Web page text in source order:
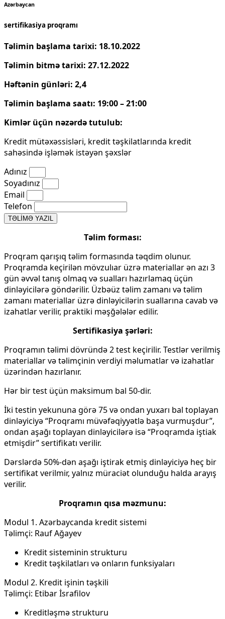
Azərbaycan
sertifikasiya proqramı
Təlimin başlama tarixi: 18.10.2022
Təlimin bitmə tarixi: 27.12.2022
Həftənin günləri: 2,4
Təlimin başlama saatı: 19:00 – 21:00
Kimlər üçün nəzərdə tutulub:
Kredit mütəxəssisləri, kredit təşkilatlarında kredit
sahəsində işləmək istəyən şəxslər
Adınız
Soyadınız
Email
Telefon
TƏLİMƏ YAZIL
Təlim forması:
Proqram qarışıq təlim formasında təqdim olunur.
Proqramda keçirilən mövzulıar üzrə materiallar ən azı 3
gün əvvəl tanış olmaq və sualları hazırlamaq üçün
dinləyicilərə göndərilir. Üzbəüz təlim zamanı və təlim
zamanı materiallar üzrə dinləyicilərin suallarına cavab və
izahatlar verilir, praktiki məşğələlər edilir.
Sertifikasiya şərləri:
Proqramın təlimi dövründə 2 test keçirilir. Testlər verilmiş
materiallar və təlimçinin verdiyi məlumatlar və izahatlar
üzərindən hazırlanır.
Hər bir test üçün maksimum bal 50-dir.
İki testin yekununa görə 75 və ondan yuxarı bal toplayan
dinləyiciyə “Proqramı müvəfəqiyyətlə başa vurmuşdur”,
ondan aşağı toplayan dinləyicilərə isə “Proqramda iştiak
etmişdir” sertifikatı verilir.
Dərslərdə 50%-dən aşağı iştirak etmiş dinləyiciyə heç bir
sertifikat verilmir, yalnız müraciət olunduğu halda arayış
verilir.
Proqramın qısa məzmunu:
Modul 1. Azərbaycanda kredit sistemi
Təlimçi: Rauf Ağayev
Kredit sisteminin strukturu
Kredit təşkilatları və onların funksiyaları
Modul 2. Kredit işinin təşkili
Təlimçi: Etibar İsrafilov
Kreditləşmə strukturu